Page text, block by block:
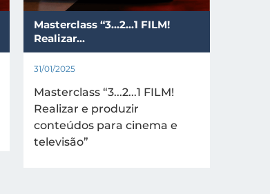
Masterclass “3...2...1 FILM!
Realizar…
31/01/2025
Masterclass “3...2...1 FILM!
Realizar e produzir
conteúdos para cinema e
televisão”